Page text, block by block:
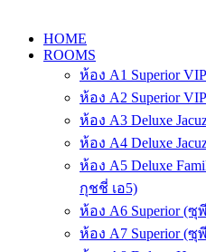
HOME
ROOMS
ห้อง A1 Superior
ห้อง A2 Superior
ห้อง A3 Deluxe
ห้อง A4 Deluxe
ห้อง A5 Deluxe
กุชชี่ เอ5)
ห้อง A6 Superior (ซุ
ห้อง A7 Superior (ซุ